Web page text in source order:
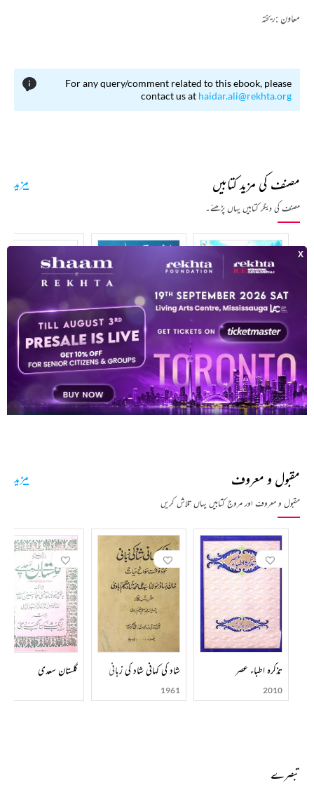
معاون :ریختہ
For any query/comment related to this ebook, please
contact us at haidar.ali@rekhta.org
مصنف کی مزید کتابیں
مصنف کی دیگر کتابیں یہاں پڑھئے۔
مزید
بچوں کی زمین سے
2022
بوڑھے کے رول میں
1991
ڈبل رول
2015
مقبول و معروف
مقبول و معروف اور مروج کتابیں یہاں تلاش کریں
مزید
تذکرہ اطباء عصر
2010
شاد کی کہانی شاد کی زبانی
1961
گلستان سعدی
تبصرے